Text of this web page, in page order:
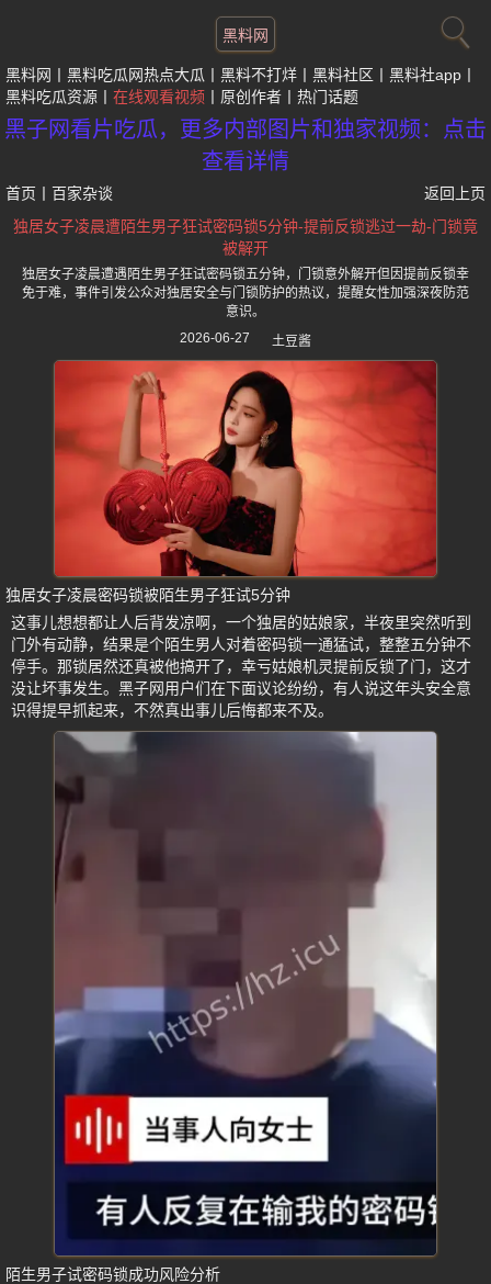
黑料网
黑料网 黑料吃瓜网热点大瓜 黑料不打烊 黑料社区
黑料社app
黑料吃瓜资源
在线观看视频 原创作者 热门话题
黑子网看片吃瓜，更多内部图片和独家视频：点击
查看详情
首页 百家杂谈
返回上页
独居女子凌晨遭陌生男子狂试密码锁5分钟-提前反锁逃过一劫-门锁竟
被解开
独居女子凌晨遭遇陌生男子狂试密码锁五分钟，门锁意外解开但因提前反锁幸
免于难，事件引发公众对独居安全与门锁防护的热议，提醒女性加强深夜防范
意识。
2026-06-27
土豆酱
独居女子凌晨密码锁被陌生男子狂试5分钟
这事儿想想都让人后背发凉啊，一个独居的姑娘家，半夜里突然听到
门外有动静，结果是个陌生男人对着密码锁一通猛试，整整五分钟不
停手。那锁居然还真被他搞开了，幸亏姑娘机灵提前反锁了门，这才
没让坏事发生。黑子网用户们在下面议论纷纷，有人说这年头安全意
识得提早抓起来，不然真出事儿后悔都来不及。
陌生男子试密码锁成功风险分析